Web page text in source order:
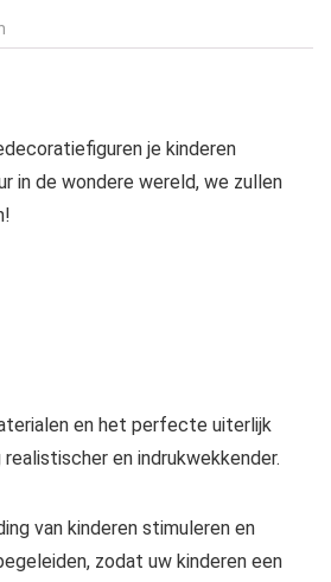
je kinderen
in de wondere wereld, we zullen
en het perfecte uiterlijk
en indrukwekkender.
van kinderen stimuleren en
zodat uw kinderen een